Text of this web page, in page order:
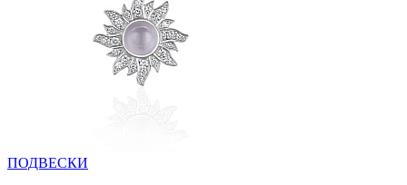
ПОДВЕСКИ